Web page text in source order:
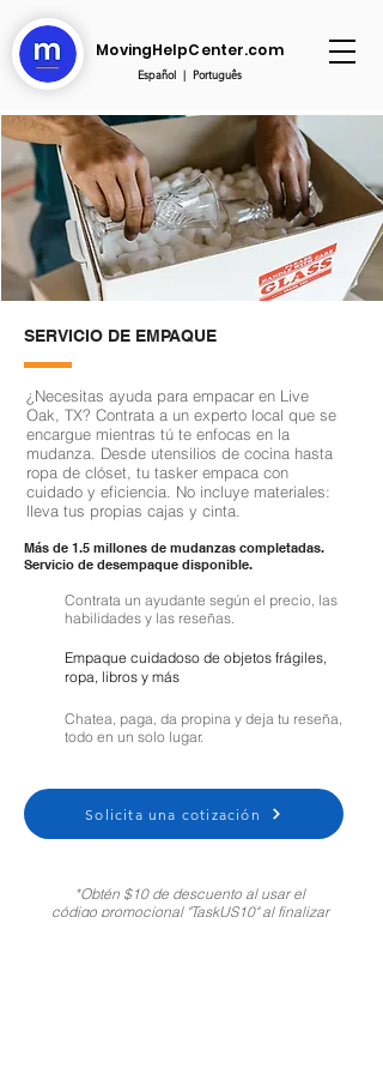
MovingHelpCenter.com
Español| Português
SERVICIO DE EMPAQUE
¿Necesitas ayuda para empacar en Live
Oak, TX? Contrata a un experto local que se
encargue mientras tú te enfocas en la
mudanza. Desde utensilios de cocina hasta
ropa de clóset, tu tasker empaca con
cuidado y eficiencia. No incluye materiales:
lleva tus propias cajas y cinta.
Más de 1.5 millones de mudanzas completadas.
Servicio de desempaque disponible.
Contrata un ayudante según el precio, las
habilidades y las reseñas.
Empaque cuidadoso de objetos frágiles,
ropa, libros y más
Chatea, paga, da propina y deja tu reseña,
todo en un solo lugar.
Solicita una cotización
*Obtén $10 de descuento al usar el
código promocional "TaskUS10" al finalizar